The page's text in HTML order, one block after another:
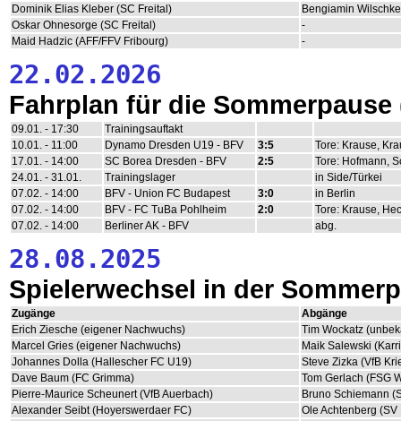
Dominik Elias Kleber (SC Freital)
Bengiamin
Oskar Ohnesorge (SC Freital)
-
Maid Hadzic (AFF/FFV Fribourg)
-
22.02.2026
Fahrplan für die
09.01. - 17:30
Trainingsauftakt
10.01. - 11:00
Dynamo Dresden U19 - BFV 3:5
Tore: Krause,
17.01. - 14:00
SC Borea Dresden - BFV 2:5
Tore: Hofmann,
24.01. - 31.01.
Trainingslager
in Side/Türkei
07.02. - 14:00
BFV - Union FC Budapest 3:0
in Berlin
07.02. - 14:00
BFV - FC TuBa Pohlheim 2:0
Tore: Krause,
07.02. - 14:00
Berliner AK - BFV abg.
28.08.2025
Spielerwechsel in der
Zugänge
Abgänge
Erich Ziesche (eigener Nachwuchs)
Tim Wockatz
Marcel Gries (eigener Nachwuchs)
Maik Salewski
Johannes Dolla (Hallescher FC U19)
Steve Zizka (VfB
Dave Baum (FC Grimma)
Tom Gerlach (FSG
Pierre-Maurice Scheunert (VfB Auerbach)
Bruno Schiemann
Alexander Seibt (Hoyerswerdaer FC)
Ole Achtenberg